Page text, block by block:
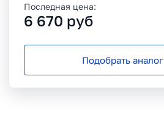
Последная цена:
6 670 руб
Подобрать аналог